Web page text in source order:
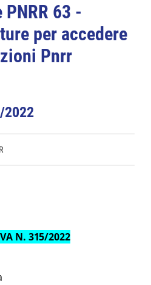
63 -
per accedere
Pnrr
2022
N. 315/2022